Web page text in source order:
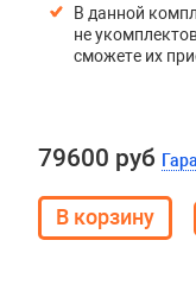
В данной
не
сможете их
79600 руб